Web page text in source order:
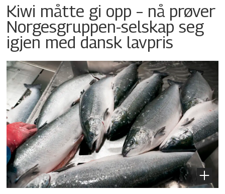
Kiwi måtte gi opp – nå prøver
Norgesgruppen-selskap seg
igjen med dansk lavpris